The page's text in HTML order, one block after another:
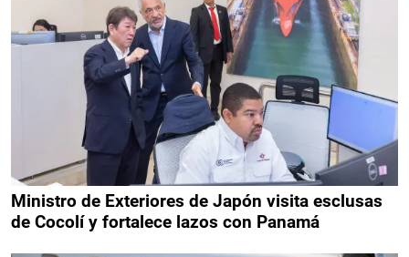
Ministro de Exteriores de Japón visita esclusas
de Cocolí y fortalece lazos con Panamá